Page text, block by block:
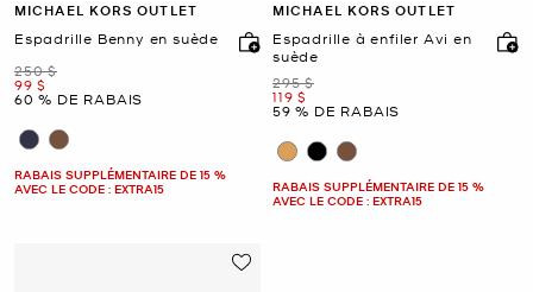
MICHAEL KORS OUTLET
Espadrille Benny en suède
était
250 $
maintenant
99 $
60 % DE RABAIS
RABAIS SUPPLÉMENTAIRE DE 15 %
AVEC LE CODE : EXTRA15
MICHAEL KORS OUTLET
Espadrille à enfiler Avi en
suède
était
295 $
maintenant
119 $
59 % DE RABAIS
RABAIS SUPPLÉMENTAIRE DE 15 %
AVEC LE CODE : EXTRA15